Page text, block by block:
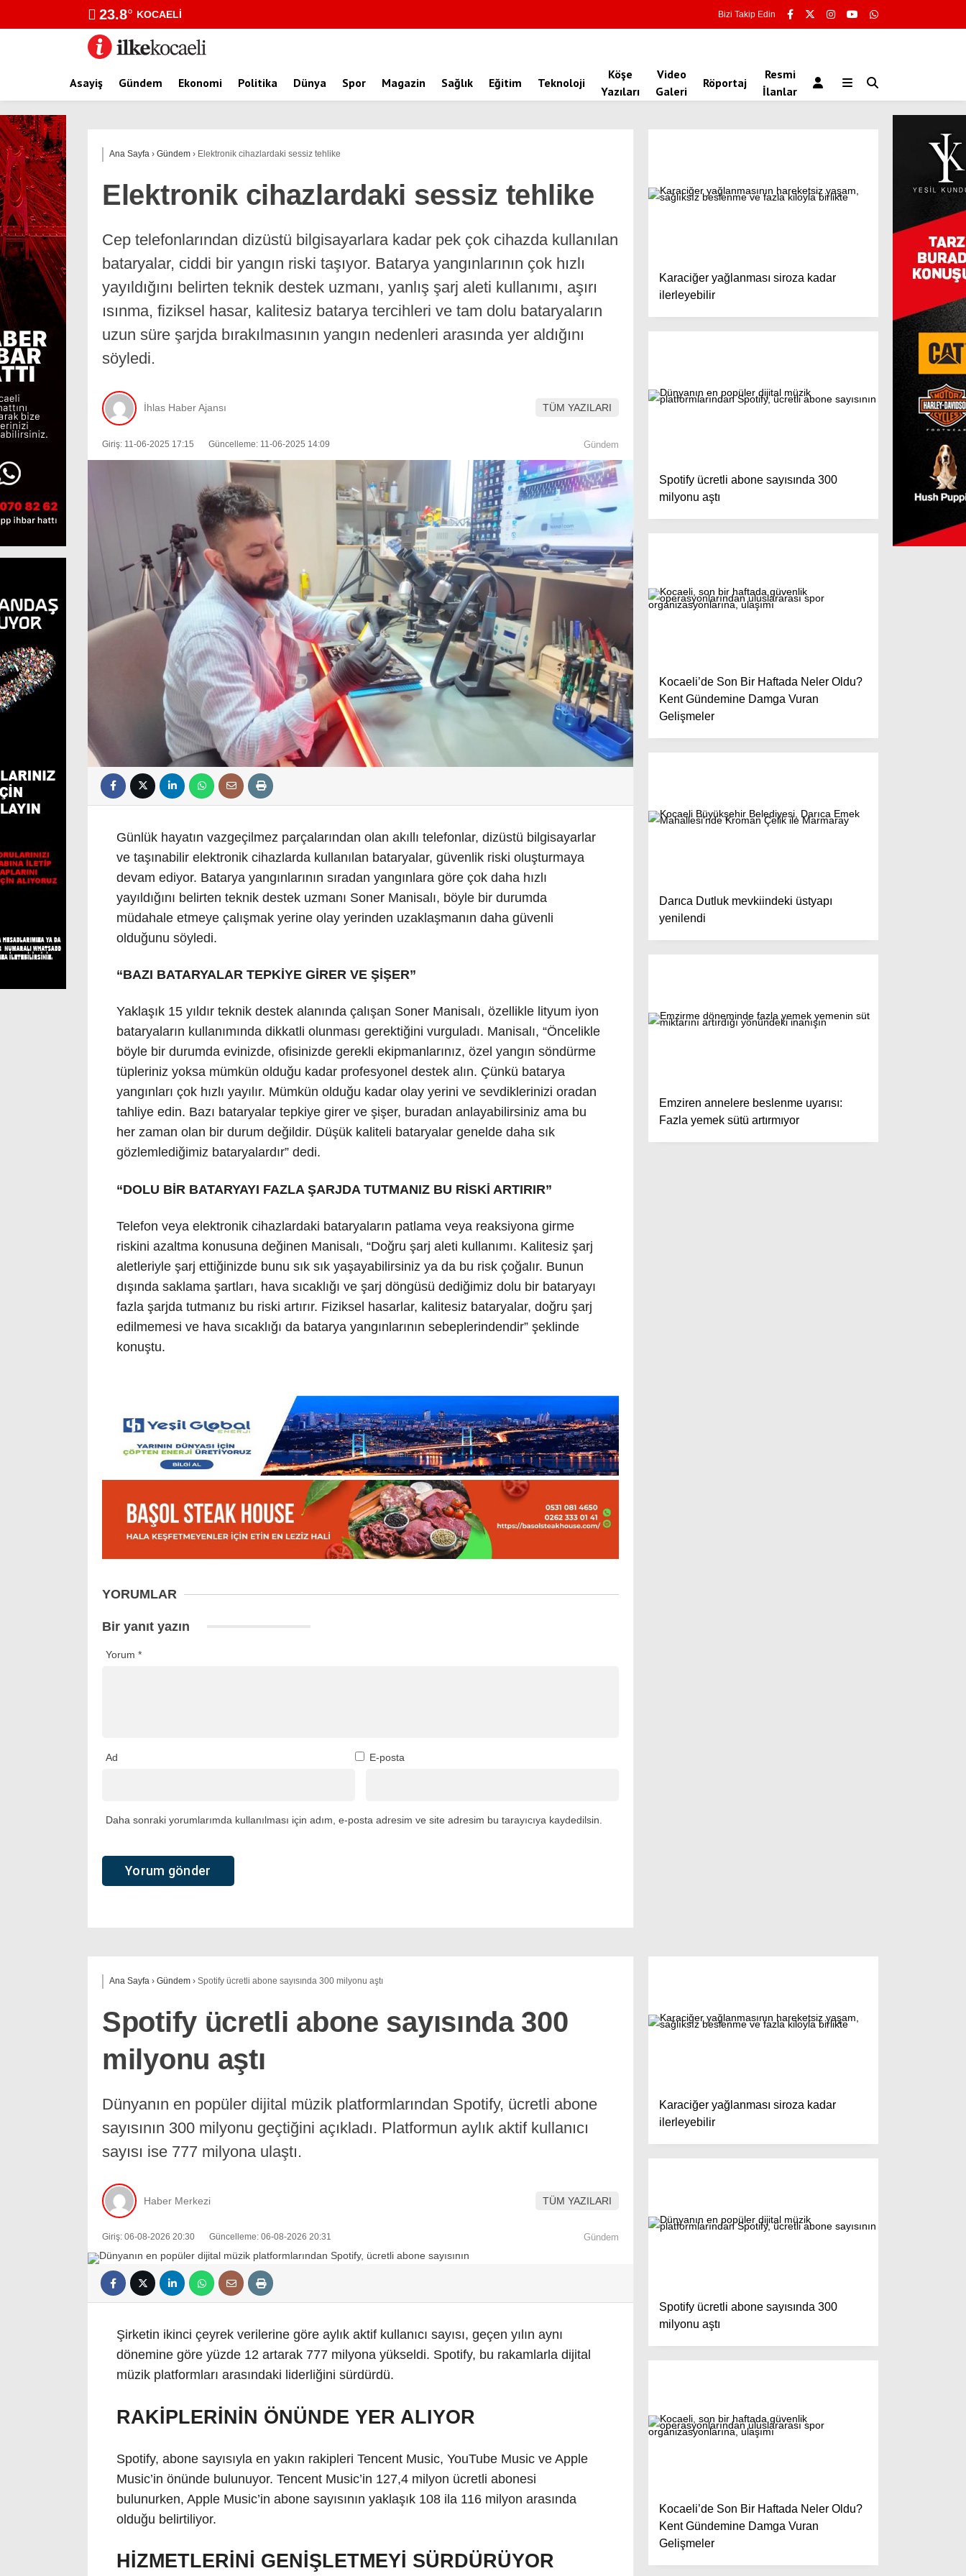
23.8° KOCAELI Bizi Takip Edin
Asayiş Gündem Ekonomi Politika Dünya Spor Magazin Sağlık Eğitim Teknoloji
Köşe
Yazıları
Video
Galeri
Röportaj
Resmi
İlanlar
Ana Sayfa › Gündem › Elektronik cihazlardaki sessiz tehlike
Elektronik cihazlardaki sessiz tehlike
Cep telefonlarından dizüstü bilgisayarlara kadar pek çok cihazda kullanılan
bataryalar, ciddi bir yangın riski taşıyor. Batarya yangınlarının çok hızlı
yayıldığını belirten teknik destek uzmanı, yanlış şarj aleti kullanımı, aşırı
ısınma, fiziksel hasar, kalitesiz batarya tercihleri ve tam dolu bataryaların
uzun süre şarjda bırakılmasının yangın nedenleri arasında yer aldığını
söyledi.
İhlas Haber Ajansı TÜM YAZILARI
Giriş: 11-06-2025 17:15 Güncelleme: 11-06-2025 14:09 Gündem
Günlük hayatın vazgeçilmez parçalarından olan akıllı telefonlar, dizüstü bilgisayarlar
ve taşınabilir elektronik cihazlarda kullanılan bataryalar, güvenlik riski oluşturmaya
devam ediyor. Batarya yangınlarının sıradan yangınlara göre çok daha hızlı
yayıldığını belirten teknik destek uzmanı Soner Manisalı, böyle bir durumda
müdahale etmeye çalışmak yerine olay yerinden uzaklaşmanın daha güvenli
olduğunu söyledi.
“BAZI BATARYALAR TEPKİYE GİRER VE ŞİŞER”
Yaklaşık 15 yıldır teknik destek alanında çalışan Soner Manisalı, özellikle lityum iyon
bataryaların kullanımında dikkatli olunması gerektiğini vurguladı. Manisalı, “Öncelikle
böyle bir durumda evinizde, ofisinizde gerekli ekipmanlarınız, özel yangın söndürme
tüpleriniz yoksa mümkün olduğu kadar profesyonel destek alın. Çünkü batarya
yangınları çok hızlı yayılır. Mümkün olduğu kadar olay yerini ve sevdiklerinizi oradan
tahliye edin. Bazı bataryalar tepkiye girer ve şişer, buradan anlayabilirsiniz ama bu
her zaman olan bir durum değildir. Düşük kaliteli bataryalar genelde daha sık
gözlemlediğimiz bataryalardır” dedi.
“DOLU BİR BATARYAYI FAZLA ŞARJDA TUTMANIZ BU RİSKİ ARTIRIR”
Telefon veya elektronik cihazlardaki bataryaların patlama veya reaksiyona girme
riskini azaltma konusuna değinen Manisalı, “Doğru şarj aleti kullanımı. Kalitesiz şarj
aletleriyle şarj ettiğinizde bunu sık sık yaşayabilirsiniz ya da bu risk çoğalır. Bunun
dışında saklama şartları, hava sıcaklığı ve şarj döngüsü dediğimiz dolu bir bataryayı
fazla şarjda tutmanız bu riski artırır. Fiziksel hasarlar, kalitesiz bataryalar, doğru şarj
edilmemesi ve hava sıcaklığı da batarya yangınlarının sebeplerindendir” şeklinde
konuştu.
YORUMLAR
Bir yanıt yazın
Yorum *
Ad E-posta
Daha sonraki yorumlarımda kullanılması için adım, e-posta adresim ve site adresim bu tarayıcıya kaydedilsin.
Karaciğer yağlanması siroza kadar
ilerleyebilir
Spotify ücretli abone sayısında 300
milyonu aştı
Kocaeli’de Son Bir Haftada Neler Oldu?
Kent Gündemine Damga Vuran
Gelişmeler
Darıca Dutluk mevkiindeki üstyapı
yenilendi
Emziren annelere beslenme uyarısı:
Fazla yemek sütü artırmıyor
Ana Sayfa › Gündem › Spotify ücretli abone sayısında 300 milyonu aştı
Spotify ücretli abone sayısında 300
milyonu aştı
Dünyanın en popüler dijital müzik platformlarından Spotify, ücretli abone
sayısının 300 milyonu geçtiğini açıkladı. Platformun aylık aktif kullanıcı
sayısı ise 777 milyona ulaştı.
Haber Merkezi TÜM YAZILARI
Giriş: 06-08-2026 20:30 Güncelleme: 06-08-2026 20:31 Gündem
Şirketin ikinci çeyrek verilerine göre aylık aktif kullanıcı sayısı, geçen yılın aynı
dönemine göre yüzde 12 artarak 777 milyona yükseldi. Spotify, bu rakamlarla dijital
müzik platformları arasındaki liderliğini sürdürdü.
RAKİPLERİNİN ÖNÜNDE YER ALIYOR
Spotify, abone sayısıyla en yakın rakipleri Tencent Music, YouTube Music ve Apple
Music’in önünde bulunuyor. Tencent Music’in 127,4 milyon ücretli abonesi
bulunurken, Apple Music’in abone sayısının yaklaşık 108 ila 116 milyon arasında
olduğu belirtiliyor.
HİZMETLERİNİ GENİŞLETMEYİ SÜRDÜRÜYOR
Karaciğer yağlanması siroza kadar
ilerleyebilir
Spotify ücretli abone sayısında 300
milyonu aştı
Kocaeli’de Son Bir Haftada Neler Oldu?
Kent Gündemine Damga Vuran
Gelişmeler